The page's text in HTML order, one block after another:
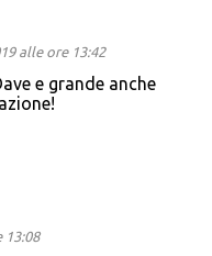
alle ore 13:42
e grande anche
13:08